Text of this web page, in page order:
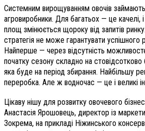
Системним вирощуванням овочів
агровиробники. Для багатьох — це качелі,
площ змінюється щороку від запитів
стратегія не може гарантувати успішного
Найперше — через відсутність
початку сезону складно на стовідсотково
яка буде на період збирання. Найбільшу
переробка. Але ж водночас — це і великі
Цікаву нішу для розвитку овочевого
Анастасія Ярошовець, директор із
Зокрема, на прикладі Ніжинського